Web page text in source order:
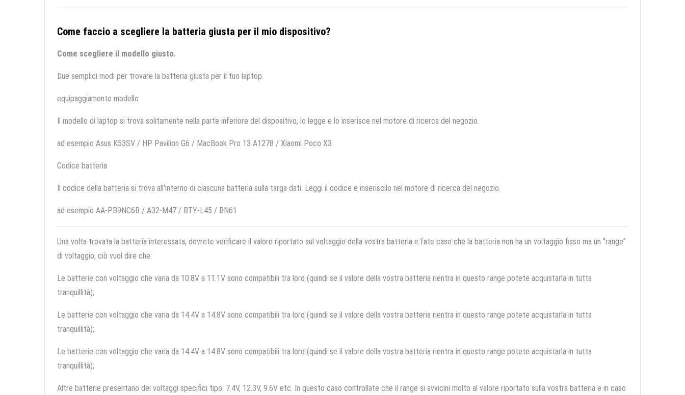
Come faccio a scegliere la batteria giusta per il mio dispositivo?
Come scegliere il modello giusto.
Due semplici modi per trovare la batteria giusta per il tuo laptop.
equipaggiamento modello
Il modello di laptop si trova solitamente nella parte inferiore del dispositivo, lo legge e lo inserisce nel motore di ricerca del negozio.
ad esempio Asus K53SV / HP Pavilion G6 / MacBook Pro 13 A1278 / Xiaomi Poco X3
Codice batteria
Il codice della batteria si trova all'interno di ciascuna batteria sulla targa dati. Leggi il codice e inseriscilo nel motore di ricerca del negozio.
ad esempio AA-PB9NC6B / A32-M47 / BTY-L45 / BN61
Una volta trovata la batteria interessata, dovrete verificare il valore riportato sul voltaggio della vostra batteria e fate caso che la batteria non ha un voltaggio fisso ma un “range”
di voltaggio, ciò vuol dire che:
Le batterie con voltaggio che varia da 10.8V a 11.1V sono compatibili tra loro (quindi se il valore della vostra batteria rientra in questo range potete acquistarla in tutta
tranquillità);
Le batterie con voltaggio che varia da 14.4V a 14.8V sono compatibili tra loro (quindi se il valore della vostra batteria rientra in questo range potete acquistarla in tutta
tranquillità);
Le batterie con voltaggio che varia da 14.4V a 14.8V sono compatibili tra loro (quindi se il valore della vostra batteria rientra in questo range potete acquistarla in tutta
tranquillità);
Altre batterie presentano dei voltaggi specifici tipo: 7.4V, 12.3V, 9.6V etc. In questo caso controllate che il range si avvicini molto al valore riportato sulla vostra batteria e in caso